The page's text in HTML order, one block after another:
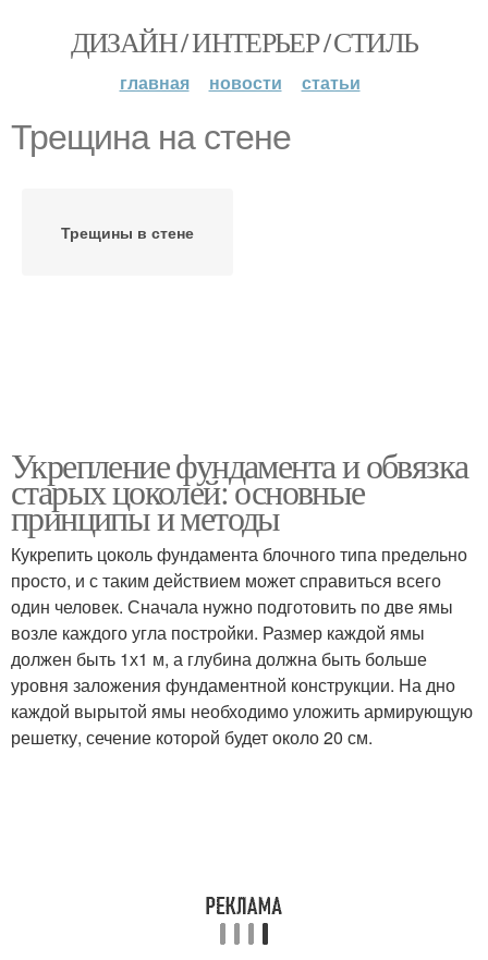
ДИЗАЙН / ИНТЕРЬЕР / СТИЛЬ
главная новости статьи
Трещина на стене
Трещины в стене
Укрепление фундамента и обвязка
старых цоколей: основные
принципы и методы
Кукрепить цоколь фундамента блочного типа предельно
просто, и с таким действием может справиться всего
один человек. Сначала нужно подготовить по две ямы
возле каждого угла постройки. Размер каждой ямы
должен быть 1х1 м, а глубина должна быть больше
уровня заложения фундаментной конструкции. На дно
каждой вырытой ямы необходимо уложить армирующую
решетку, сечение которой будет около 20 см.